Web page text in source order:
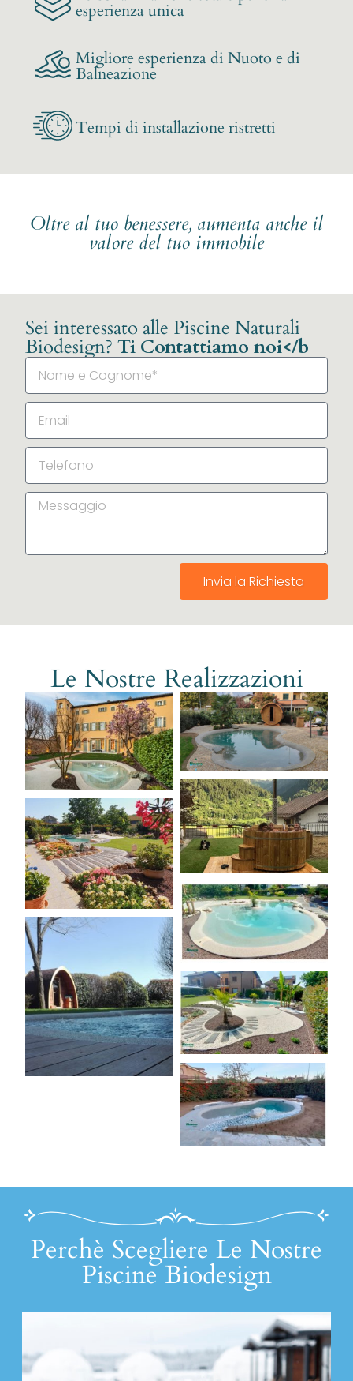
esperienza unica
Migliore esperienza di Nuoto e di
Balneazione
Tempi di installazione ristretti
Oltre al tuo benessere, aumenta anche il
valore del tuo immobile
Sei interessato alle Piscine Naturali
Biodesign? Ti Contattiamo noi</b
Invia la Richiesta
Le Nostre Realizzazioni
Perchè Scegliere Le Nostre
Piscine Biodesign